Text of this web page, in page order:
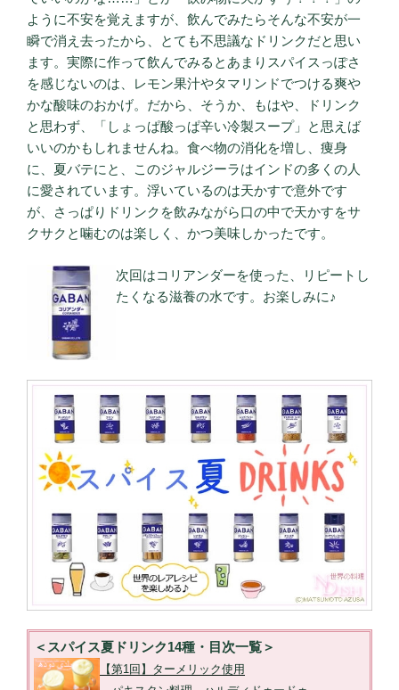
ように不安を覚えますが、飲んでみたらそんな不安が一
瞬で消え去ったから、とても不思議なドリンクだと思い
ます。実際に作って飲んでみるとあまりスパイスっぽさ
を感じないのは、レモン果汁やタマリンドでつける爽や
かな酸味のおかげ。だから、そうか、もはや、ドリンク
と思わず、「しょっぱ酸っぱ辛い冷製スープ」と思えば
いいのかもしれませんね。食べ物の消化を増し、痩身
に、夏バテにと、このジャルジーラはインドの多くの人
に愛されています。浮いているのは天かすで意外です
が、さっぱりドリンクを飲みながら口の中で天かすをサ
クサクと噛むのは楽しく、かつ美味しかったです。
次回はコリアンダーを使った、リピートし
たくなる滋養の水です。お楽しみに♪
＜スパイス夏ドリンク14種・目次一覧＞
【第1回】ターメリック使用